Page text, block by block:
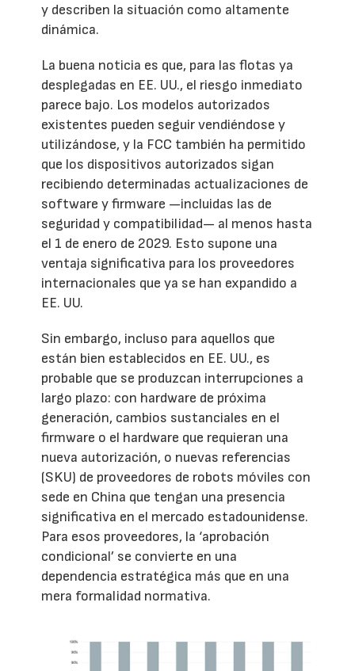
y describen la situación como altamente
dinámica.
La buena noticia es que, para las flotas ya
desplegadas en EE. UU., el riesgo inmediato
parece bajo. Los modelos autorizados
existentes pueden seguir vendiéndose y
utilizándose, y la FCC también ha permitido
que los dispositivos autorizados sigan
recibiendo determinadas actualizaciones de
software y firmware —incluidas las de
seguridad y compatibilidad— al menos hasta
el 1 de enero de 2029. Esto supone una
ventaja significativa para los proveedores
internacionales que ya se han expandido a
EE. UU.
Sin embargo, incluso para aquellos que
están bien establecidos en EE. UU., es
probable que se produzcan interrupciones a
largo plazo: con hardware de próxima
generación, cambios sustanciales en el
firmware o el hardware que requieran una
nueva autorización, o nuevas referencias
(SKU) de proveedores de robots móviles con
sede en China que tengan una presencia
significativa en el mercado estadounidense.
Para esos proveedores, la ‘aprobación
condicional’ se convierte en una
dependencia estratégica más que en una
mera formalidad normativa.